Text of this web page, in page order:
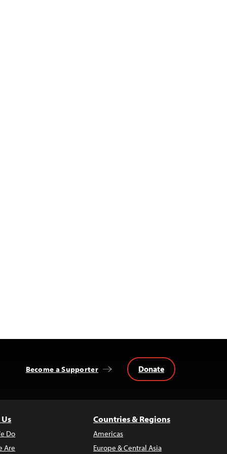
Become a Supporter Donate
Do
Are
Countries & Regions
Americas
Europe & Central Asia